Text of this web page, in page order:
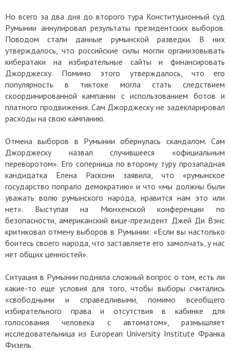
Но всего за два дня до второго тура Конституционный суд
Румынии аннулировал результаты президентских выборов.
Поводом стали данные румынской разведки. В них
утверждалось, что российские силы могли организовывать
кибератаки на избирательные сайты и финансировать
Джорджеску. Помимо этого утверждалось, что его
популярность в тиктоке могла стать следствием
скоординированной кампании с использованием ботов и
платного продвижения. Сам Джорджеску не задекларировал
расходы на свою кампанию.
Отмена выборов в Румынии обернулась скандалом. Сам
Джорджеску назвал случившееся «официальным
переворотом». Его соперница по второму туру прозападная
кандидатка Елена Раскони заявила, что «румынское
государство попрало демократию» и что «мы должны были
уважать волю румынского народа, нравится нам это или
нет». Выступая на Мюнхенской конференции по
безопасности, американский вице-президент Джей Ди Вэнс
критиковал отмену выборов в Румынии: «Если вы настолько
боитесь своего народа, что заставляете его замолчать, у нас
нет общих ценностей».
Ситуация в Румынии подняла сложный вопрос о том, есть ли
какие-то еще условия для того, чтобы выборы считались
«свободными и справедливыми, помимо всеобщего
избирательного права и отсутствия в кабинке для
голосования человека с автоматом», размышляет
исследовательница из European University Institute Франка
Физель.